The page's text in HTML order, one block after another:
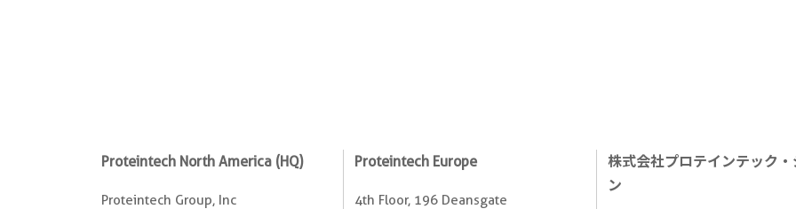
Proteintech North America (HQ)
Proteintech Group, Inc
Proteintech Europe
4th Floor, 196 Deansgate
株式会社プロテインテック・
ン